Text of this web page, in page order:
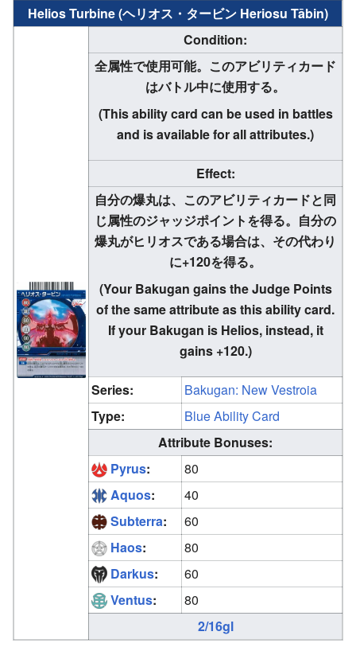
Helios Turbine (ヘリオス・タービン Heriosu Tābin)
Condition:
全属性で使用可能。このアビリティカード
はバトル中に使用する。
(This ability card can be used in battles
and is available for all attributes.)
Effect:
自分の爆丸は、このアビリティカードと同
じ属性のジャッジポイントを得る。自分の
爆丸がヒリオスである場合は、その代わり
に+120を得る。
(Your Bakugan gains the Judge Points
of the same attribute as this ability card.
If your Bakugan is Helios, instead, it
gains +120.)
Series:
Bakugan: New Vestroia
Type:
Blue Ability Card
Attribute Bonuses:
Pyrus:
80
Aquos:
40
Subterra:
60
Haos:
80
Darkus:
60
Ventus:
80
2/16gl